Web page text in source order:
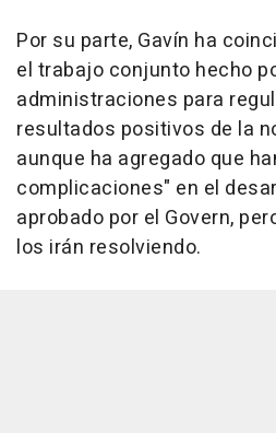
Por su parte, Gavín ha
el trabajo conjunto hecho
administraciones para
resultados positivos de la
aunque ha agregado que
complicaciones" en el
aprobado por el Govern,
los irán resolviendo.